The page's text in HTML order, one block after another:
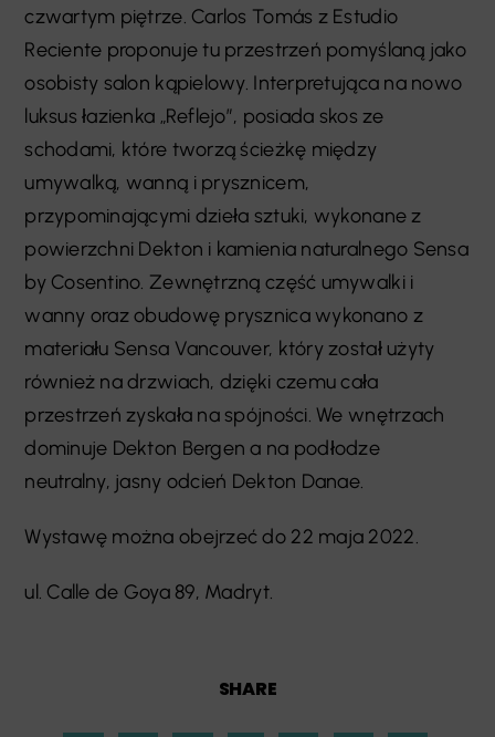
SHARE
czwartym piętrze. Carlos Tomás z Estudio
Reciente proponuje tu przestrzeń pomyślaną jako
osobisty salon kąpielowy. Interpretująca na nowo
luksus łazienka „Reflejo”, posiada skos ze
schodami, które tworzą ścieżkę między
umywalką, wanną i prysznicem,
przypominającymi dzieła sztuki, wykonane z
powierzchni Dekton i kamienia naturalnego Sensa
by Cosentino. Zewnętrzną część umywalki i
wanny oraz obudowę prysznica wykonano z
materiału Sensa Vancouver, który został użyty
również na drzwiach, dzięki czemu cała
przestrzeń zyskała na spójności. We wnętrzach
dominuje Dekton Bergen a na podłodze
neutralny, jasny odcień Dekton Danae.
Wystawę można obejrzeć do 22 maja 2022.
ul. Calle de Goya 89, Madryt.